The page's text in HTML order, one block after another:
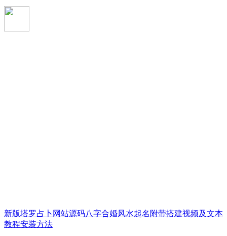
新版塔罗占卜网站源码八字合婚风水起名附带搭建视频及文本
教程安装方法